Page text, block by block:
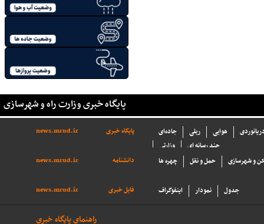
پایگاه خبری وزارت راه و شهرسازی
پایگاه خبری news.mrud.ir جاده‌ای ریلی هوایی
وزارتی
چند رسانه ای
دانشنامه
news.mrud.ir چهره ها حمل و نقل و شهرسازی
فایل خبری news.mrud.ir اینفوگراف نمودار جدول
راهنمای پایگاه خبری